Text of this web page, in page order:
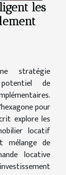
les
stratégie
de
pour
explore les
locatif
mélange de
locative